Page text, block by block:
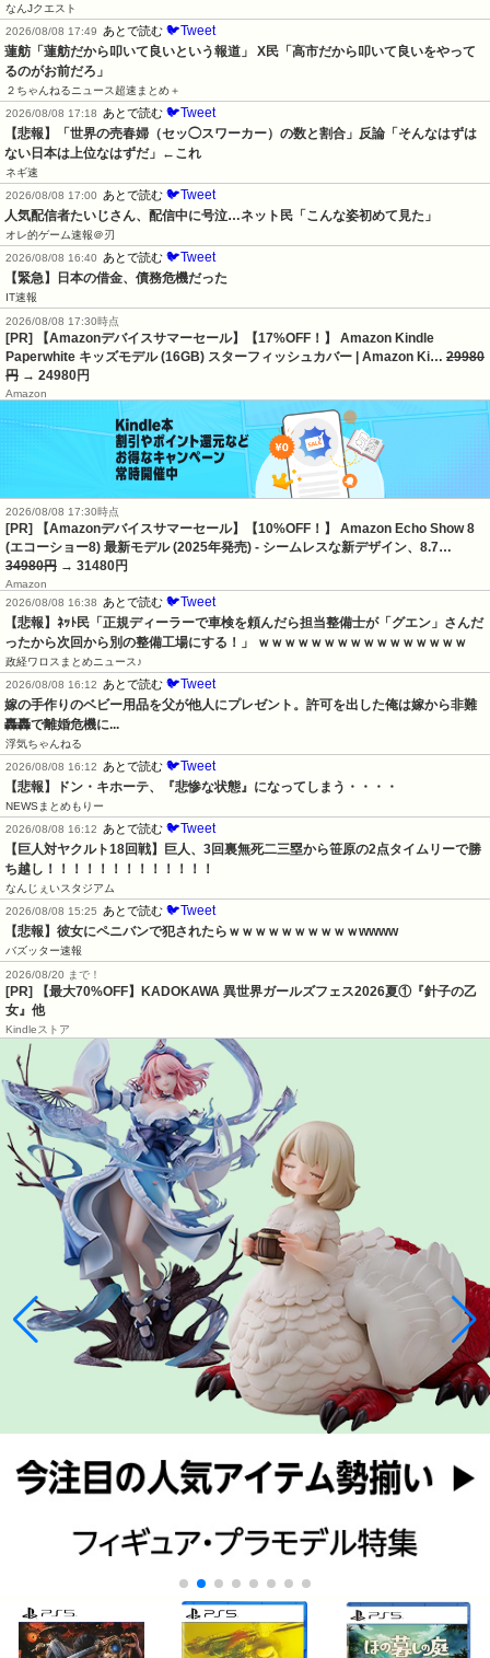
なんJクエスト
2026/08/08 17:49
あとで読む 🐦Tweet
蓮舫「蓮舫だから叩いて良いという報道」 X民「高市だから叩いて良いをやって
るのがお前だろ」
２ちゃんねるニュース超速まとめ＋
2026/08/08 17:18
あとで読む 🐦Tweet
【悲報】「世界の売春婦（セッ◯スワーカー）の数と割合」反論「そんなはずは
ない日本は上位なはずだ」←これ
ネギ速
2026/08/08 17:00
あとで読む 🐦Tweet
人気配信者たいじさん、配信中に号泣…ネット民「こんな姿初めて見た」
オレ的ゲーム速報＠刃
2026/08/08 16:40
あとで読む 🐦Tweet
【緊急】日本の借金、債務危機だった
IT速報
2026/08/08 17:30時点
[PR] 【Amazonデバイスサマーセール】【17%OFF！】 Amazon Kindle
Paperwhite キッズモデル (16GB) スターフィッシュカバー | Amazon Ki… 29980
円 → 24980円
Amazon
2026/08/08 17:30時点
[PR] 【Amazonデバイスサマーセール】【10%OFF！】 Amazon Echo Show 8
(エコーショー8) 最新モデル (2025年発売) - シームレスな新デザイン、8.7…
34980円 → 31480円
Amazon
2026/08/08 16:38
あとで読む 🐦Tweet
【悲報】ﾈｯﾄ民「正規ディーラーで車検を頼んだら担当整備士が「グエン」さんだ
ったから次回から別の整備工場にする！」 ｗｗｗｗｗｗｗｗｗｗｗｗｗｗｗｗ
政経ワロスまとめニュース♪
2026/08/08 16:12
あとで読む 🐦Tweet
嫁の手作りのベビー用品を父が他人にプレゼント。許可を出した俺は嫁から非難
轟轟で離婚危機に...
浮気ちゃんねる
2026/08/08 16:12
あとで読む 🐦Tweet
【悲報】ドン・キホーテ、『悲惨な状態』になってしまう・・・・
NEWSまとめもりー
2026/08/08 16:12
あとで読む 🐦Tweet
【巨人対ヤクルト18回戦】巨人、3回裏無死二三塁から笹原の2点タイムリーで勝
ち越し！！！！！！！！！！！！！
なんじぇいスタジアム
2026/08/08 15:25
あとで読む 🐦Tweet
【悲報】彼女にペニバンで犯されたらｗｗｗｗｗｗｗｗｗｗwwww
バズッター速報
2026/08/20 まで！
[PR] 【最大70%OFF】KADOKAWA 異世界ガールズフェス2026夏①『針子の乙
女』他
Kindleストア